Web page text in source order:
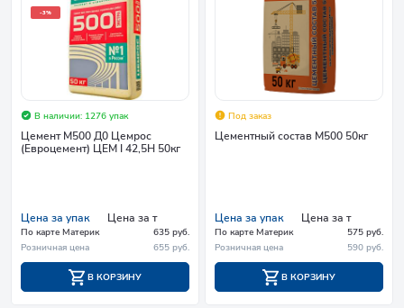
-3%
В наличии: 1276 упак
Цемент М500 Д0 Цемрос
(Евроцемент) ЦЕМ I 42,5Н 50кг
Цена за упак Цена за т
По карте Материк
635 руб.
Розничная цена
655 руб.
В КОРЗИНУ
Под заказ
Цементный состав М500 50кг
Цена за упак Цена за т
По карте Материк
575 руб.
Розничная цена
590 руб.
В КОРЗИНУ